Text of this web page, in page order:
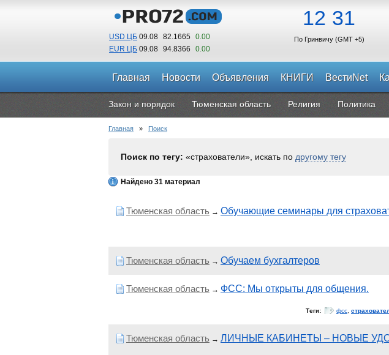
USD ЦБ 09.08 82.1665 0.00
EUR ЦБ 09.08 94.8366 0.00
12 31
По Гринвичу (GMT +5)
Главная Новости Объявления КНИГИ ВестиNet
Закон и порядок Тюменская область Религия Политика
Главная » Поиск
Поиск по тегу: «страхователи», искать по другому тегу
Найдено 31 материал
Тюменская область → Обучающие семинары для
Тюменская область → Обучаем бухгалтеров
Тюменская область → ФСС: Мы открыты для общения.
Теги: фсс
Тюменская область → ЛИЧНЫЕ КАБИНЕТЫ – НОВЫЕ